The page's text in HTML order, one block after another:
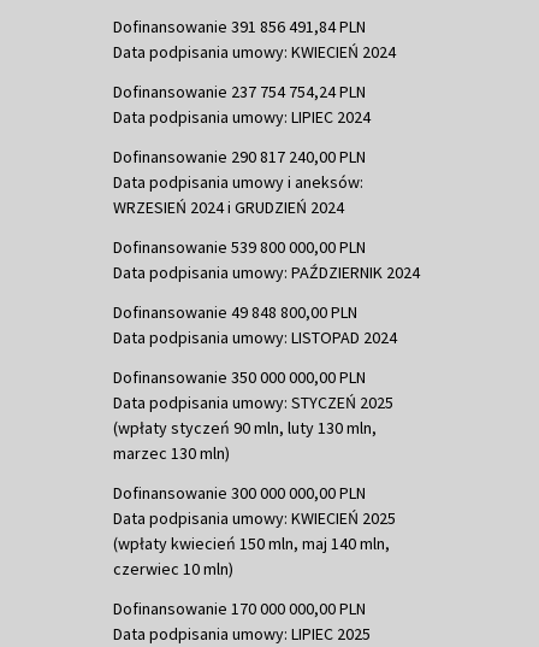
Dofinansowanie 391 856 491,84 PLN
Data podpisania umowy: KWIECIEŃ 2024
Dofinansowanie 237 754 754,24 PLN
Data podpisania umowy: LIPIEC 2024
Dofinansowanie 290 817 240,00 PLN
Data podpisania umowy i aneksów:
WRZESIEŃ 2024 i GRUDZIEŃ 2024
Dofinansowanie 539 800 000,00 PLN
Data podpisania umowy: PAŹDZIERNIK 2024
Dofinansowanie 49 848 800,00 PLN
Data podpisania umowy: LISTOPAD 2024
Dofinansowanie 350 000 000,00 PLN
Data podpisania umowy: STYCZEŃ 2025
(wpłaty styczeń 90 mln, luty 130 mln,
marzec 130 mln)
Dofinansowanie 300 000 000,00 PLN
Data podpisania umowy: KWIECIEŃ 2025
(wpłaty kwiecień 150 mln, maj 140 mln,
czerwiec 10 mln)
Dofinansowanie 170 000 000,00 PLN
Data podpisania umowy: LIPIEC 2025